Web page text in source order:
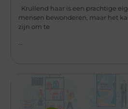
Krullend haar is een prachtige
mensen bewonderen, maar het
zijn om te